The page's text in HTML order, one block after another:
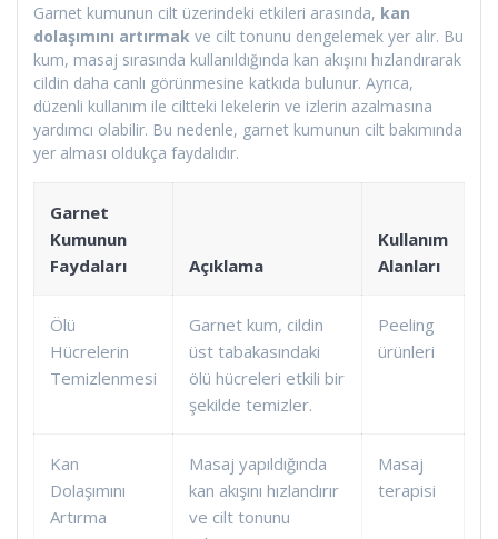
Garnet kumunun cilt üzerindeki etkileri arasında, kan
dolaşımını artırmak ve cilt tonunu dengelemek yer alır. Bu
kum, masaj sırasında kullanıldığında kan akışını hızlandırarak
cildin daha canlı görünmesine katkıda bulunur. Ayrıca,
düzenli kullanım ile ciltteki lekelerin ve izlerin azalmasına
yardımcı olabilir. Bu nedenle, garnet kumunun cilt bakımında
yer alması oldukça faydalıdır.
Garnet
Kumunun
Faydaları
Açıklama
Kullanım
Alanları
Ölü
Hücrelerin
Temizlenmesi
Garnet kum, cildin
üst tabakasındaki
ölü hücreleri etkili bir
şekilde temizler.
Peeling
ürünleri
Kan
Dolaşımını
Artırma
Masaj yapıldığında
kan akışını hızlandırır
ve cilt tonunu
Masaj
terapisi